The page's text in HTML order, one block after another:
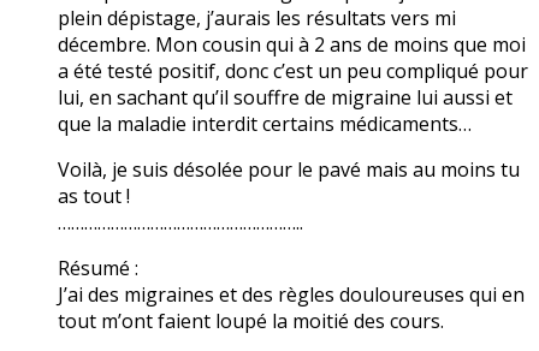
plein dépistage, j’aurais les résultats vers mi
décembre. Mon cousin qui à 2 ans de moins que moi
a été testé positif, donc c’est un peu compliqué pour
lui, en sachant qu’il souffre de migraine lui aussi et
que la maladie interdit certains médicaments…
Voilà, je suis désolée pour le pavé mais au moins tu
as tout !
………………………………………………..
Résumé :
J’ai des migraines et des règles douloureuses qui en
tout m’ont faient loupé la moitié des cours.